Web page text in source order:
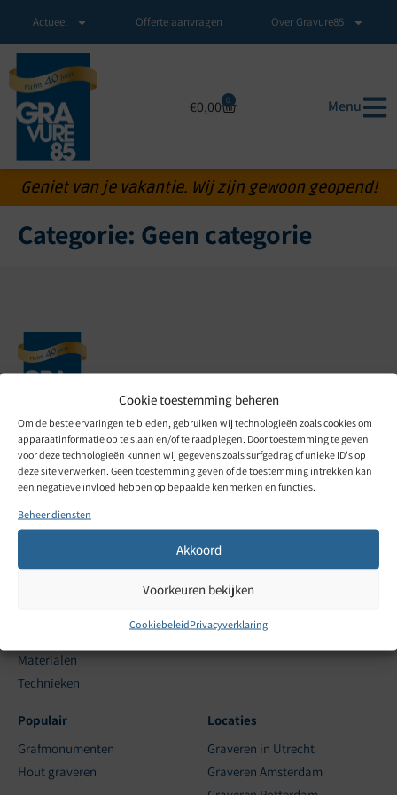
Cookie toestemming beheren
Om de beste ervaringen te bieden, gebruiken wij technologieën zoals cookies om
apparaatinformatie op te slaan en/of te raadplegen. Door toestemming te geven
voor deze technologieën kunnen wij gegevens zoals surfgedrag of unieke ID's op
deze site verwerken. Geen toestemming geven of de toestemming intrekken kan
een negatieve invloed hebben op bepaalde kenmerken en functies.
Beheer diensten
Akkoord
Voorkeuren bekijken
CookiebeleidPrivacyverklaring
Actueel Offerte aanvragen Over Gravure85
€0,00 0 Menu
Geniet van je vakantie. Wij zijn gewoon geopend!
Categorie: Geen categorie
Graveren met aandacht.
Sinds 1985.
Direct naar
Alles voor bedrijven
Materialen
Technieken
Over ons
Contact
Referenties
FAQ
Populair
Grafmonumenten
Hout graveren
Locaties
Graveren in Utrecht
Graveren Amsterdam